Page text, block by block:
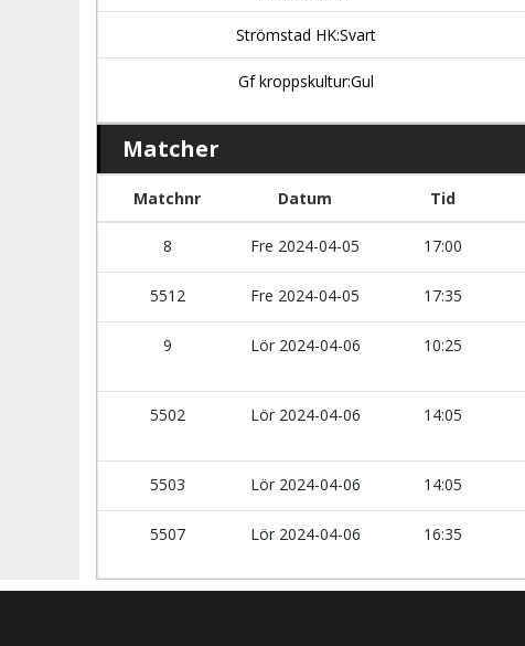
Strömstad HK:Svart
Gf kroppskultur:Gul
Matcher
Matchnr Datum Tid
8 Fre 2024-04-05 17:00
5512 Fre 2024-04-05 17:35
9 Lör 2024-04-06 10:25
5502 Lör 2024-04-06 14:05
5503 Lör 2024-04-06 14:05
5507 Lör 2024-04-06 16:35